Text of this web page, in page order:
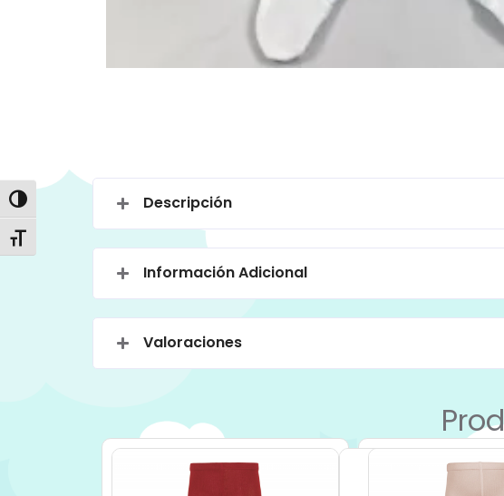
Alternar alto contraste
Alternar tamaño de letra
Descripción
Información Adicional
Valoraciones